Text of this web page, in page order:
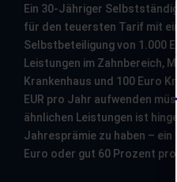
Ein 30-Jähriger
für den teuersten Tarif mit
Selbstbeteiligung von 1.000
Leistungen im Zahnbereich,
Krankenhaus und 100 Euro
EUR pro Jahr aufwenden
ähnlichen Leistungen ist
Jahresprämie zu haben –
Euro oder gut 60 Prozent